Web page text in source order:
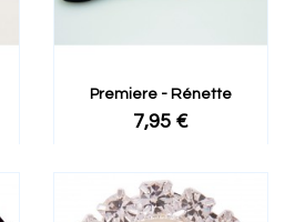
Premiere - Rénette
7,95 €